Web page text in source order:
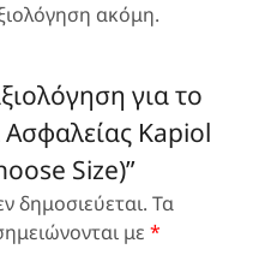
ακόμη.
για το
Kapiol
Size)”
δημοσιεύεται. Τα
με *